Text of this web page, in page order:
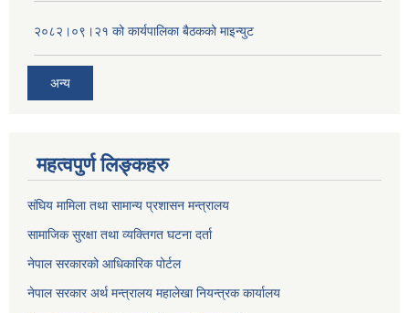
२०८२।०९।२१ को कार्यपालिका बैठकको माइन्युट
अन्य
महत्वपुर्ण लिङ्कहरु
संघिय मामिला तथा सामान्य प्रशासन मन्त्रालय
सामाजिक सुरक्षा तथा व्यक्तिगत घटना दर्ता
नेपाल सरकारको आधिकारिक पोर्टल
नेपाल सरकार अर्थ मन्त्रालय महालेखा नियन्त्रक कार्यालय